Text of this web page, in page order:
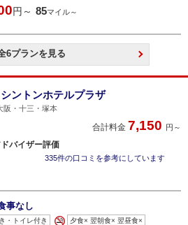
円～ 85マイル～
6プランを見る
ントンホテルプラザ
阪・十三・塚本
合計料金 7,150 円～
ドバイザー評価
335件の口コミを参考にしています
事なし
・トイレ付き 夕食× 翌朝食× 翌昼食×